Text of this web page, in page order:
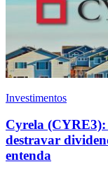
Investimentos
Cyrela (CYRE3):
destravar
entenda